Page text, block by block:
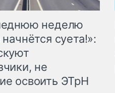
неделю
начнётся суета!»:
не
освоить ЭТрН